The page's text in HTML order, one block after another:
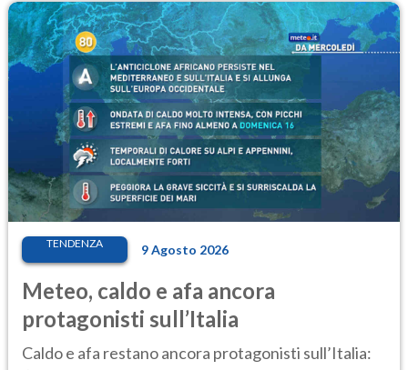
TENDENZA 9 Agosto 2026
Meteo, caldo e afa ancora
protagonisti sull’Italia
Caldo e afa restano ancora protagonisti sull’Italia: